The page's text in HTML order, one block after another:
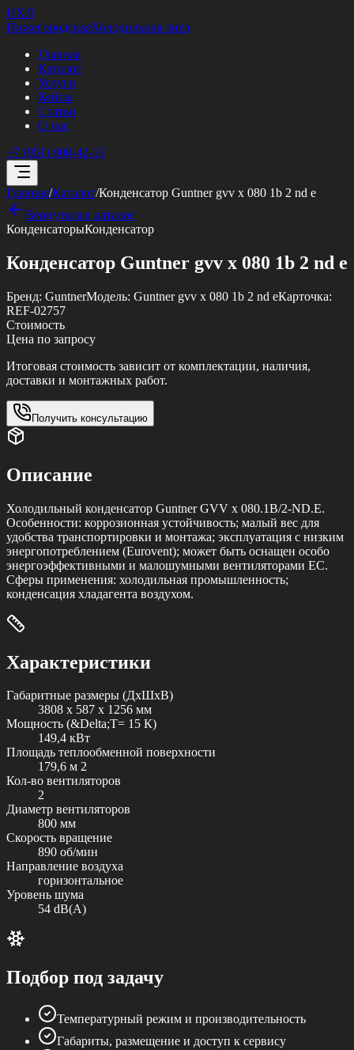
НХЛ
НижегородскаяХолодильная лига
Главная
Каталог
Услуги
Кейсы
Статьи
О нас
+7 (951) 908-42-13
Главная/Каталог/Конденсатор Guntner gvv x 080 1b 2 nd e
Вернуться в каталог
КонденсаторыКонденсатор
Конденсатор Guntner gvv x 080 1b 2 nd e
Бренд: GuntnerМодель: Guntner gvv x 080 1b 2 nd eКарточка:
REF-02757
Стоимость
Цена по запросу
Итоговая стоимость зависит от комплектации, наличия,
доставки и монтажных работ.
Получить консультацию
Описание
Холодильный конденсатор Guntner GVV x 080.1B/2-ND.E.
Особенности: коррозионная устойчивость; малый вес для
удобства транспортировки и монтажа; эксплуатация с низким
энергопотреблением (Eurovent); может быть оснащен особо
энергоэффективными и малошумными вентиляторами ЕС.
Cферы применения: холодильная промышленность;
конденсация хладагента воздухом.
Характеристики
Габаритные размеры (ДxШxВ)
3808 x 587 x 1256 мм
Мощность (&Delta;Т= 15 К)
149,4 кВт
Площадь теплообменной поверхности
179,6 м 2
Кол-во вентиляторов
2
Диаметр вентиляторов
800 мм
Скорость вращение
890 об/мин
Направление воздуха
горизонтальное
Уровень шума
54 dB(A)
Подбор под задачу
Температурный режим и производительность
Габариты, размещение и доступ к сервису